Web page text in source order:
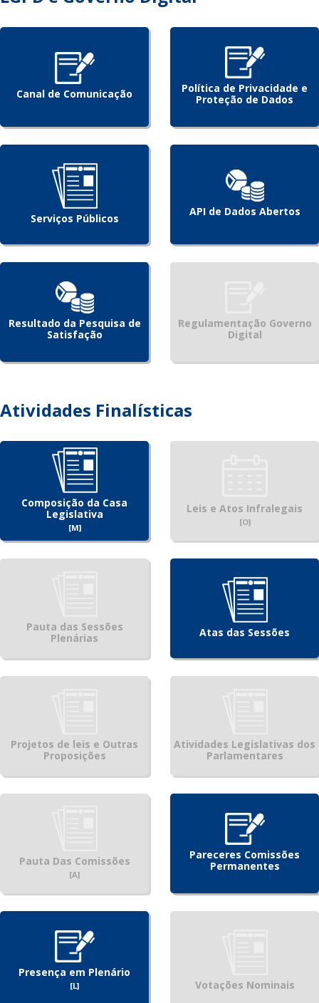
Canal de Comunicação
Política de Privacidade e
Proteção de Dados
Serviços Públicos
API de Dados Abertos
Resultado da Pesquisa de
Satisfação
Regulamentação Governo
Digital
Atividades Finalísticas
Composição da Casa
Legislativa
[M]
Leis e Atos Infralegais
[O]
Pauta das Sessões
Plenárias
Atas das Sessões
Projetos de leis e Outras
Proposições
Atividades Legislativas dos
Parlamentares
Pauta Das Comissões
[A]
Pareceres Comissões
Permanentes
Presença em Plenário
[L] Votações Nominais